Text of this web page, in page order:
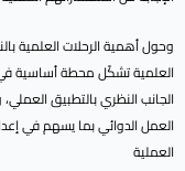
وحول أهمية الرحلات العلمية
العلمية تشكّل محطة أساسية في
الجانب النظري بالتطبيق
العمل الدوائي بما يسهم في
العملية